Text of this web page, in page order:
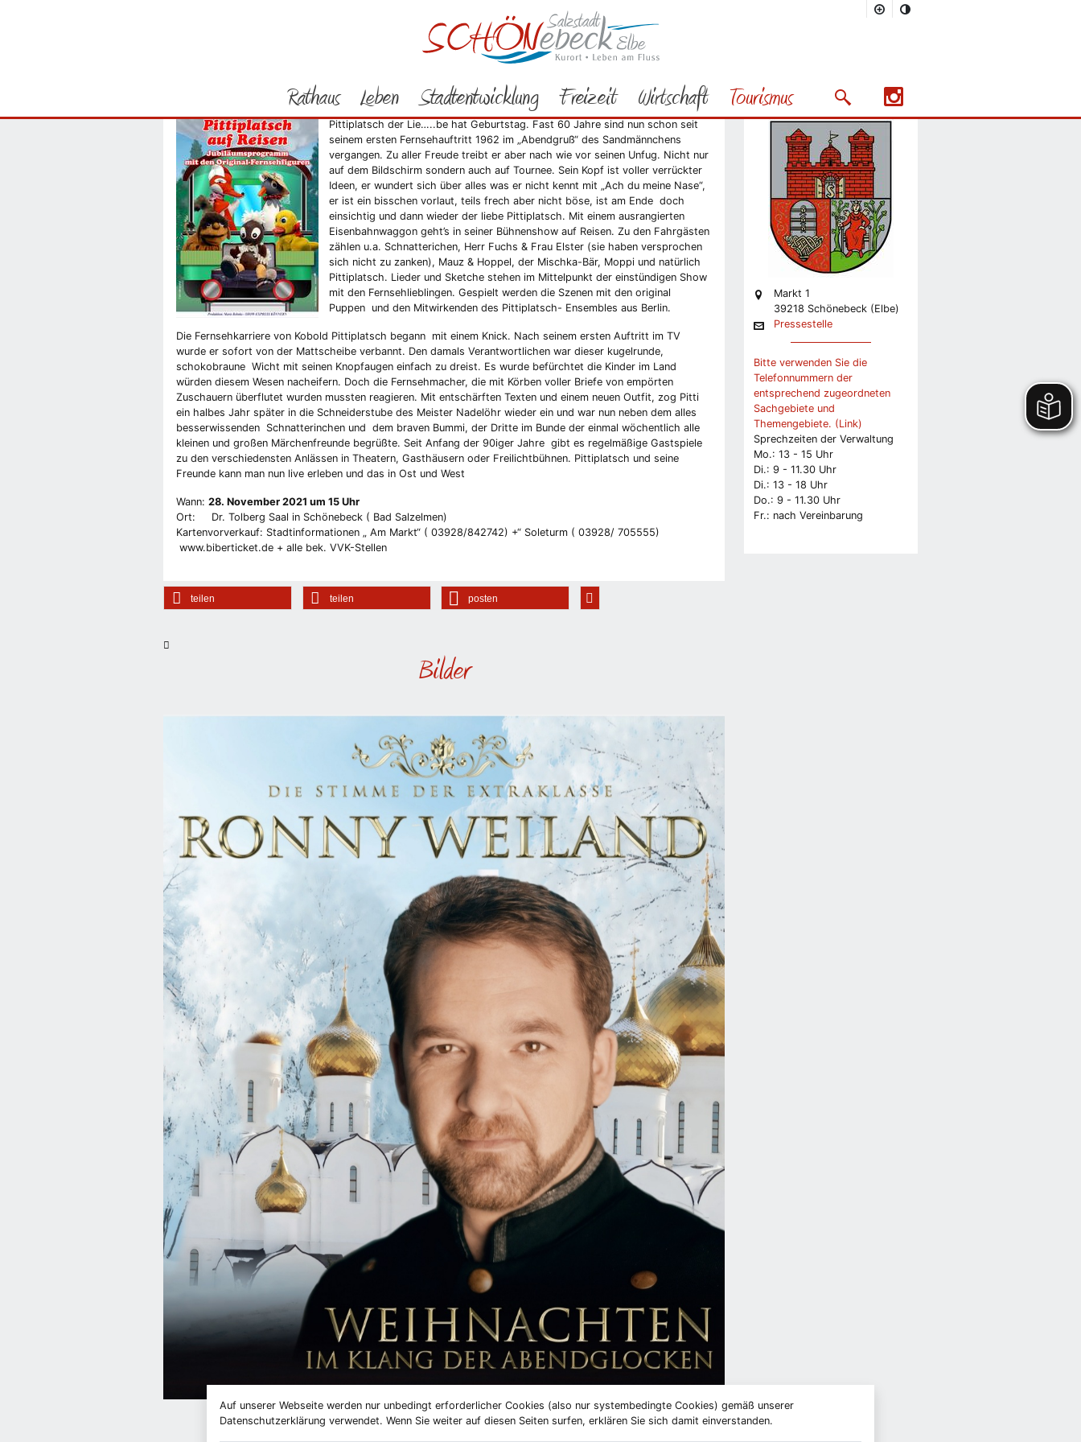
Auf unserer Webseite werden nur unbedingt erforderlicher Cookies (also nur systembedingte Cookies) gemäß unserer
Datenschutzerklärung verwendet. Wenn Sie weiter auf diesen Seiten surfen, erklären Sie sich damit einverstanden.
Rathaus Leben Stadtentwicklung Freizeit Wirtschaft Tourismus Suchmaske öffnen/schließen
Vorheriges Bild Nächstes Bild
Bürgerservice Aktuelles 2021
Pittiplatsch auf Reisen 2021
Jubiläumstournee zum Geburtstag
Pittiplatsch der Lie…..be hat Geburtstag. Fast 60 Jahre sind nun schon seit
seinem ersten Fernsehauftritt 1962 im „Abendgruß“ des Sandmännchens
vergangen. Zu aller Freude treibt er aber nach wie vor seinen Unfug. Nicht nur
auf dem Bildschirm sondern auch auf Tournee. Sein Kopf ist voller verrückter
Ideen, er wundert sich über alles was er nicht kennt mit „Ach du meine Nase“,
er ist ein bisschen vorlaut, teils frech aber nicht böse, ist am Ende doch
einsichtig und dann wieder der liebe Pittiplatsch. Mit einem ausrangierten
Eisenbahnwaggon geht’s in seiner Bühnenshow auf Reisen. Zu den Fahrgästen
zählen u.a. Schnatterichen, Herr Fuchs & Frau Elster (sie haben versprochen
sich nicht zu zanken), Mauz & Hoppel, der Mischka-Bär, Moppi und natürlich
Pittiplatsch. Lieder und Sketche stehen im Mittelpunkt der einstündigen Show
mit den Fernsehlieblingen. Gespielt werden die Szenen mit den original
Puppen und den Mitwirkenden des Pittiplatsch- Ensembles aus Berlin.
Die Fernsehkarriere von Kobold Pittiplatsch begann mit einem Knick. Nach seinem ersten Auftritt im TV
wurde er sofort von der Mattscheibe verbannt. Den damals Verantwortlichen war dieser kugelrunde,
schokobraune Wicht mit seinen Knopfaugen einfach zu dreist. Es wurde befürchtet die Kinder im Land
würden diesem Wesen nacheifern. Doch die Fernsehmacher, die mit Körben voller Briefe von empörten
Zuschauern überflutet wurden mussten reagieren. Mit entschärften Texten und einem neuen Outfit, zog Pitti
ein halbes Jahr später in die Schneiderstube des Meister Nadelöhr wieder ein und war nun neben dem alles
besserwissenden Schnatterinchen und dem braven Bummi, der Dritte im Bunde der einmal wöchentlich alle
kleinen und großen Märchenfreunde begrüßte. Seit Anfang der 90iger Jahre gibt es regelmäßige Gastspiele
zu den verschiedensten Anlässen in Theatern, Gasthäusern oder Freilichtbühnen. Pittiplatsch und seine
Freunde kann man nun live erleben und das in Ost und West
Wann: 28. November 2021 um 15 Uhr
Ort: Dr. Tolberg Saal in Schönebeck ( Bad Salzelmen)
Kartenvorverkauf: Stadtinformationen „ Am Markt“ ( 03928/842742) +“ Soleturm ( 03928/ 705555)
www.biberticket.de + alle bek. VVK-Stellen
teilen teilen posten
Bilder
Stabsstelle Presse und
Präsentation
Markt 1
39218 Schönebeck (Elbe)
Pressestelle
Bitte verwenden Sie die
Telefonnummern der
entsprechend zugeordneten
Sachgebiete und
Themengebiete. (Link)
Sprechzeiten der Verwaltung
Mo.: 13 - 15 Uhr
Di.: 9 - 11.30 Uhr
Di.: 13 - 18 Uhr
Do.: 9 - 11.30 Uhr
Fr.: nach Vereinbarung